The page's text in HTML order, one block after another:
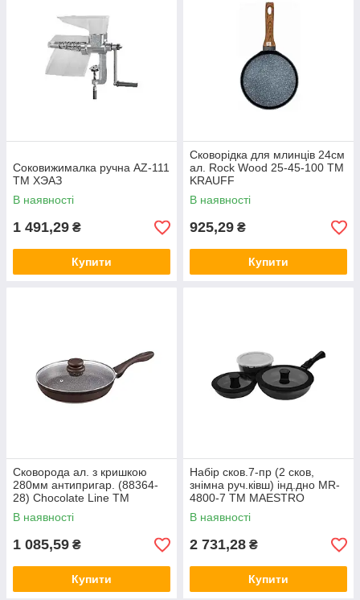
Соковижималка ручна AZ-111
ТМ ХЭАЗ
В наявності
1 491,29 ₴
Купити
Сковорідка для млинців 24см
ал. Rock Wood 25-45-100 ТМ
KRAUFF
В наявності
925,29 ₴
Купити
Сковорода ал. з кришкою
280мм антипригар. (88364-
28) Chocolate Line ТМ
LESSNER
В наявності
1 085,59 ₴
Купити
Набір сков.7-пр (2 сков,
знімна руч.ківш) інд.дно MR-
4800-7 ТМ MAESTRO
В наявності
2 731,28 ₴
Купити